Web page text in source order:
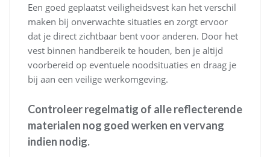
Een goed geplaatst veiligheidsvest kan het verschil
maken bij onverwachte situaties en zorgt ervoor
dat je direct zichtbaar bent voor anderen. Door het
vest binnen handbereik te houden, ben je altijd
voorbereid op eventuele noodsituaties en draag je
bij aan een veilige werkomgeving.
Controleer regelmatig of alle reflecterende
materialen nog goed werken en vervang
indien nodig.